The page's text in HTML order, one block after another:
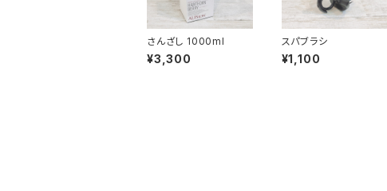
さんざし 1000ml
¥3,300
スパブラシ
¥1,100